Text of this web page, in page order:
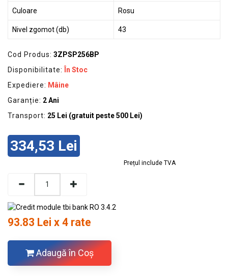
Culoare Rosu
Nivel zgomot (db) 43
Cod Produs: 3ZPSP256BP
Disponibilitate:
În Stoc
Expediere: Mâine
Garanție: 2 Ani
Transport: 25 Lei (gratuit peste 500 Lei)
334,53 Lei
Prețul include TVA
93.83 Lei x 4 rate
Adaugă în Coş